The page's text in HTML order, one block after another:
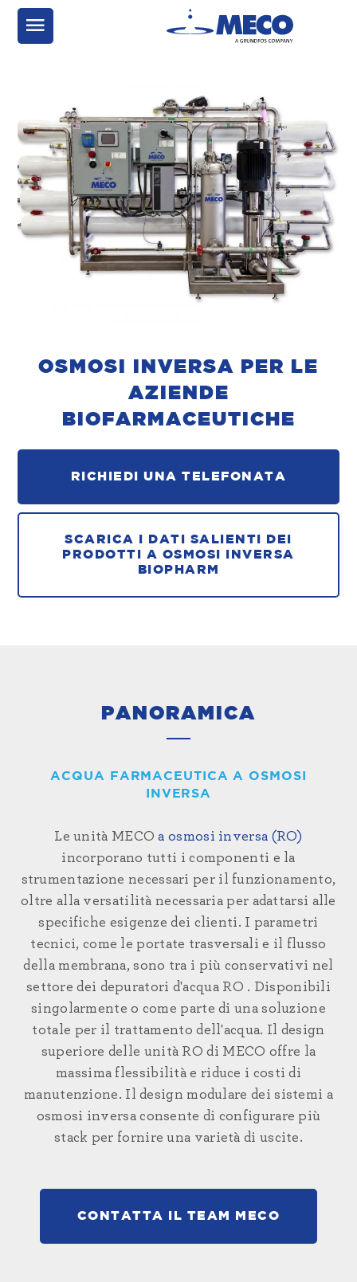
OSMOSI INVERSA PER LE
AZIENDE
BIOFARMACEUTICHE
RICHIEDI UNA TELEFONATA
SCARICA I DATI SALIENTI DEI
PRODOTTI A OSMOSI INVERSA
BIOPHARM
PANORAMICA
ACQUA FARMACEUTICA A OSMOSI
INVERSA
Le unità MECOa osmosi inversa (RO)
incorporano tutti i componenti e la
strumentazione necessari per il funzionamento,
oltre alla versatilità necessaria per adattarsi alle
specifiche esigenze dei clienti. I parametri
tecnici, come le portate trasversali e il flusso
della membrana, sono tra i più conservativi nel
settore dei depuratori d'acqua RO . Disponibili
singolarmente o come parte di una soluzione
totale per il trattamento dell'acqua. Il design
superiore delle unità RO di MECO offre la
massima flessibilità e riduce i costi di
manutenzione. Il design modulare deisistemi a
osmosi inversaconsente di configurare più
stack per fornire una varietà di uscite.
CONTATTA IL TEAM MECO